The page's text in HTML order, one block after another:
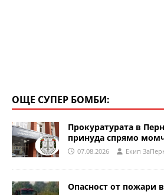
ОЩЕ СУПЕР БОМБИ:
Прокуратурата в
принуда спрямо
07.08.2026 Eкип
Опасност от пожари